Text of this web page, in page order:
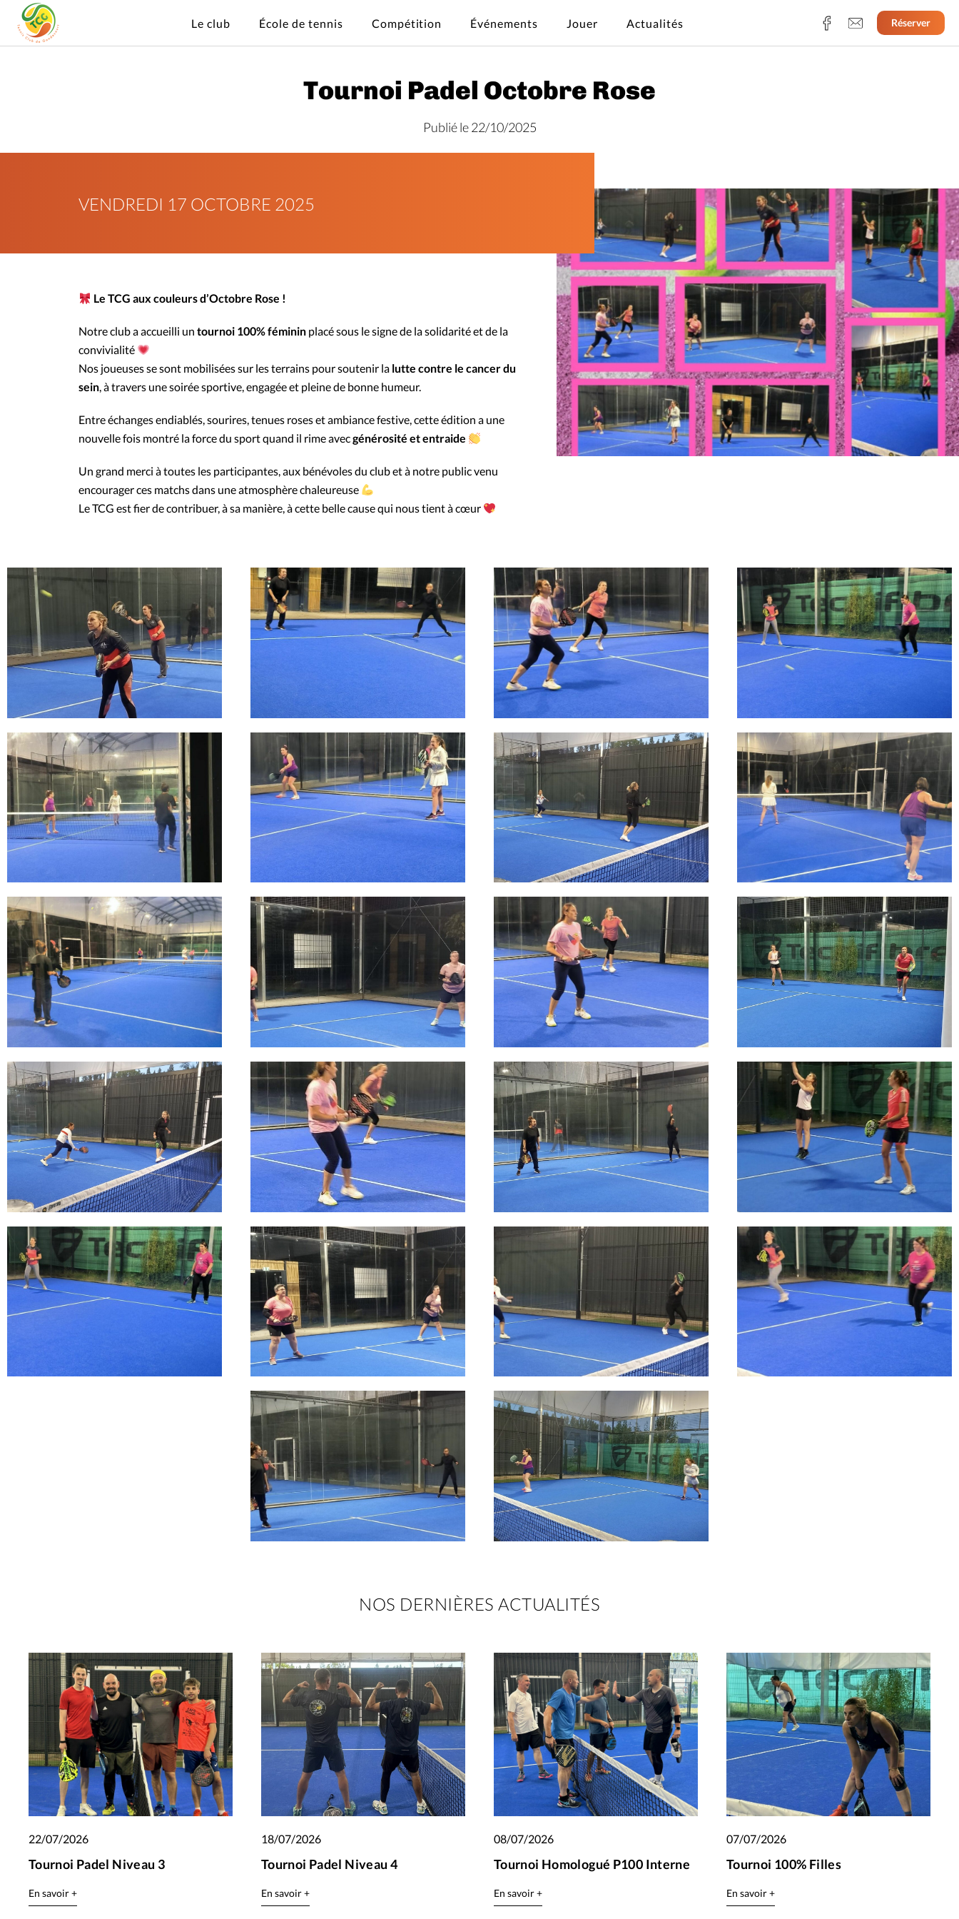
Le club École de tennis Compétition Événements Jouer Actualités Réserver
Tournoi Padel Octobre Rose
Publié le 22/10/2025
VENDREDI 17 OCTOBRE 2025
Le TCG aux couleurs d’Octobre Rose !
Notre club a accueilli un tournoi 100% féminin placé sous le signe de la solidarité et de la
convivialité
Nos joueuses se sont mobilisées sur les terrains pour soutenir la lutte contre le cancer du
sein, à travers une soirée sportive, engagée et pleine de bonne humeur.
Entre échanges endiablés, sourires, tenues roses et ambiance festive, cette édition a une
nouvelle fois montré la force du sport quand il rime avecgénérosité et entraide
Un grand merci à toutes les participantes, aux bénévoles du club et à notre public venu
encourager ces matchs dans une atmosphère chaleureuse
Le TCG est fier de contribuer, à sa manière, à cette belle cause qui nous tient à cœur
NOS DERNIÈRES ACTUALITÉS
22/07/2026
Tournoi Padel Niveau 3
En savoir +
18/07/2026
Tournoi Padel Niveau 4
En savoir +
08/07/2026
Tournoi Homologué P100 Interne
En savoir +
07/07/2026
Tournoi 100% Filles
En savoir +